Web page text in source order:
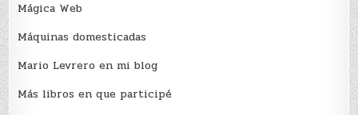
Mágica Web
Máquinas domesticadas
Mario Levrero en mi blog
Más libros en que participé